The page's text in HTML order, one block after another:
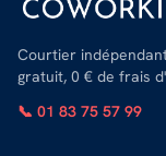
Courtier
gratuit, 0 € de frais
📞 01 83 75 57 99